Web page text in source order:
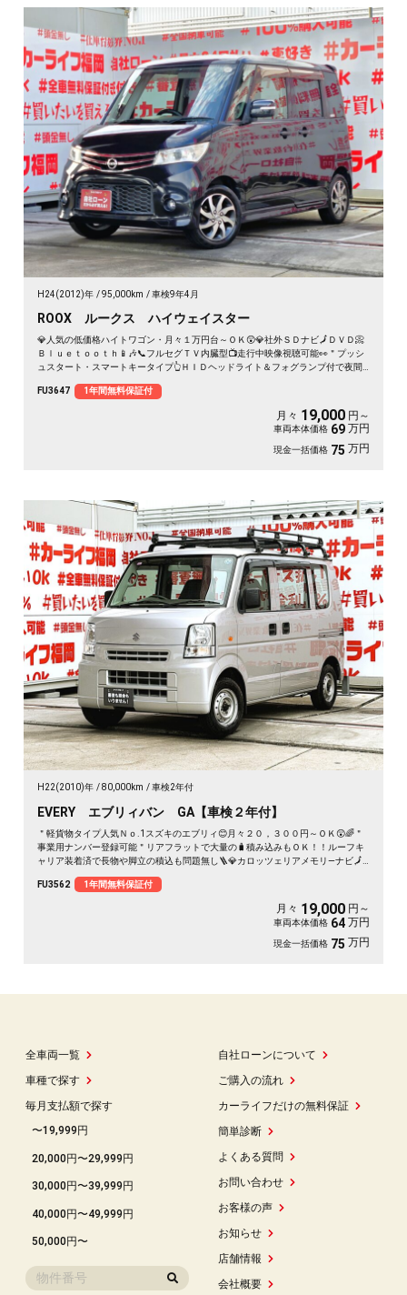
H24(2012)年 95,000km 車検9年4月
ROOX ルークス ハイウェイスター
💎人気の低価格ハイトワゴン・月々１万円台～ＯＫ😲💎社外ＳＤナビ🗾ＤＶＤ📀
Ｂｌｕｅｔｏｏｔｈ📱🎶📞フルセグＴＶ内臓型📺走行中映像視聴可能👀＂プッシ
ュスタート・スマートキータイプ👆ＨＩＤヘッドライト＆フォグランプ付で夜間
🎉
FU3647 1年間無料保証付
月々 19,000 円～
車両本体価格 69 万円
現金一括価格 75 万円
H22(2010)年 80,000km 車検2年付
EVERY エブリィバン GA【車検２年付】
＂軽貨物タイプ人気Ｎｏ.1スズキのエブリィ😊月々２０，３００円～ＯＫ😲🌈＂
事業用ナンバー登録可能＂リアフラットで大量の🧳積み込みもＯＫ！！ルーフキ
ャリア装着済で長物や脚立の積込も問題無し🪜💎カロッツェリアメモリ―ナビ🗾
月々１万円台～ＯＫ
FU3562 1年間無料保証付
月々 19,000 円～
車両本体価格 64 万円
現金一括価格 75 万円
全車両一覧
車種で探す
毎月支払額で探す
〜19,999円
20,000円〜29,999円
30,000円〜39,999円
40,000円〜49,999円
50,000円〜
自社ローンについて
ご購入の流れ
カーライフだけの無料保証
簡単診断
よくある質問
お問い合わせ
お客様の声
お知らせ
店舗情報
会社概要